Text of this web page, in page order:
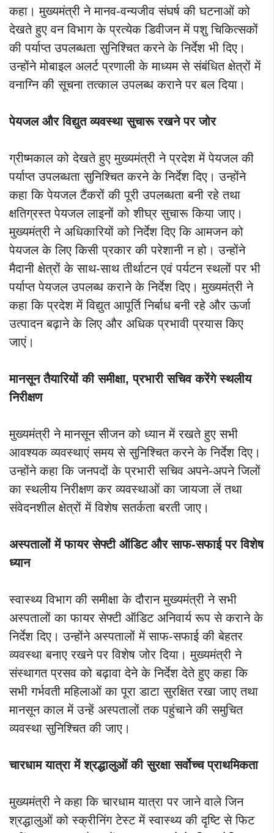
कहा। मुख्यमंत्री ने मानव-वन्यजीव संघर्ष की घटनाओं को
देखते हुए वन विभाग के प्रत्येक डिवीजन में पशु चिकित्सकों
की पर्याप्त उपलब्धता सुनिश्चित करने के निर्देश भी दिए।
उन्होंने मोबाइल अलर्ट प्रणाली के माध्यम से संबंधित क्षेत्रों में
वनाग्नि की सूचना तत्काल उपलब्ध कराने पर बल दिया।
पेयजल और विद्युत व्यवस्था सुचारू रखने पर जोर
ग्रीष्मकाल को देखते हुए मुख्यमंत्री ने प्रदेश में पेयजल की
पर्याप्त उपलब्धता सुनिश्चित करने के निर्देश दिए। उन्होंने
कहा कि पेयजल टैंकरों की पूरी उपलब्धता बनी रहे तथा
क्षतिग्रस्त पेयजल लाइनों को शीघ्र सुचारू किया जाए।
मुख्यमंत्री ने अधिकारियों को निर्देश दिए कि आमजन को
पेयजल के लिए किसी प्रकार की परेशानी न हो। उन्होंने
मैदानी क्षेत्रों के साथ-साथ तीर्थाटन एवं पर्यटन स्थलों पर भी
पर्याप्त पेयजल उपलब्ध कराने के निर्देश दिए। मुख्यमंत्री ने
कहा कि प्रदेश में विद्युत आपूर्ति निर्बाध बनी रहे और ऊर्जा
उत्पादन बढ़ाने के लिए और अधिक प्रभावी प्रयास किए
जाएं।
मानसून तैयारियों की समीक्षा, प्रभारी सचिव करेंगे स्थलीय
निरीक्षण
मुख्यमंत्री ने मानसून सीजन को ध्यान में रखते हुए सभी
आवश्यक व्यवस्थाएं समय से सुनिश्चित करने के निर्देश दिए।
उन्होंने कहा कि जनपदों के प्रभारी सचिव अपने-अपने जिलों
का स्थलीय निरीक्षण कर व्यवस्थाओं का जायजा लें तथा
संवेदनशील क्षेत्रों में विशेष सतर्कता बरती जाए।
अस्पतालों में फायर सेफ्टी ऑडिट और साफ-सफाई पर विशेष
ध्यान
स्वास्थ्य विभाग की समीक्षा के दौरान मुख्यमंत्री ने सभी
अस्पतालों का फायर सेफ्टी ऑडिट अनिवार्य रूप से कराने के
निर्देश दिए। उन्होंने अस्पतालों में साफ-सफाई की बेहतर
व्यवस्था बनाए रखने पर विशेष जोर दिया। मुख्यमंत्री ने
संस्थागत प्रसव को बढ़ावा देने के निर्देश देते हुए कहा कि
सभी गर्भवती महिलाओं का पूरा डाटा सुरक्षित रखा जाए तथा
मानसून काल में उन्हें अस्पतालों तक पहुंचाने की समुचित
व्यवस्था सुनिश्चित की जाए।
चारधाम यात्रा में श्रद्धालुओं की सुरक्षा सर्वोच्च प्राथमिकता
मुख्यमंत्री ने कहा कि चारधाम यात्रा पर जाने वाले जिन
श्रद्धालुओं को स्क्रीनिंग टेस्ट में स्वास्थ्य की दृष्टि से फिट